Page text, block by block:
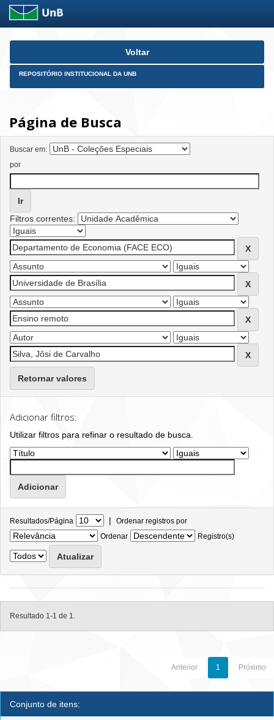
Skip
Voltar
REPOSITÓRIO INSTITUCIONAL DA UNB
Página de Busca
Buscar em:
por
Filtros correntes:
Retornar valores
Adicionar filtros:
Utilizar filtros para refinar o resultado de busca.
Resultados/Página | Ordenar registros por
Ordenar
Registro(s)
Resultado 1-1 de 1.
Anterior 1 Próximo
Conjunto de itens: